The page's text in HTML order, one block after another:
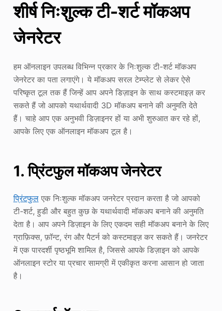
शीर्ष निःशुल्क टी-शर्ट मॉकअप
जेनरेटर
हम ऑनलाइन उपलब्ध विभिन्न प्रकार के निःशुल्क टी-शर्ट मॉकअप
जेनरेटर का पता लगाएंगे। ये मॉकअप सरल टेम्प्लेट से लेकर ऐसे
परिष्कृत टूल तक हैं जिन्हें आप अपने डिज़ाइन के साथ कस्टमाइज़ कर
सकते हैं जो आपको यथार्थवादी 3D मॉकअप बनाने की अनुमति देते
हैं। चाहे आप एक अनुभवी डिज़ाइनर हों या अभी शुरुआत कर रहे हों,
आपके लिए एक ऑनलाइन मॉकअप टूल है।
1. प्रिंटफुल मॉकअप जेनरेटर
प्रिंटफुलएक निःशुल्क मॉकअप जनरेटर प्रदान करता है जो आपको
टी-शर्ट, हुडी और बहुत कुछ के यथार्थवादी मॉकअप बनाने की अनुमति
देता है। आप अपने डिज़ाइन के लिए एकदम सही मॉकअप बनाने के लिए
ग्राफ़िक्स, फ़ॉन्ट, रंग और पैटर्न को कस्टमाइज़ कर सकते हैं। जनरेटर
में एक पारदर्शी पृष्ठभूमि शामिल है, जिससे आपके डिज़ाइन को आपके
ऑनलाइन स्टोर या प्रचार सामग्री में एकीकृत करना आसान हो जाता
है।